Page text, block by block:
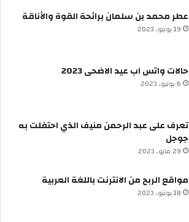
عطر محمد بن سلمان برائحة القوة والأناقة
19 يونيو، 2023
حالات واتس اب عيد الاضحى 2023
6 يونيو، 2023
تعرف على عبد الرحمن منيف الذي احتفلت به
جوجل
29 مايو، 2023
مواقع الربح من الانترنت باللغة العربية
18 يونيو، 2023